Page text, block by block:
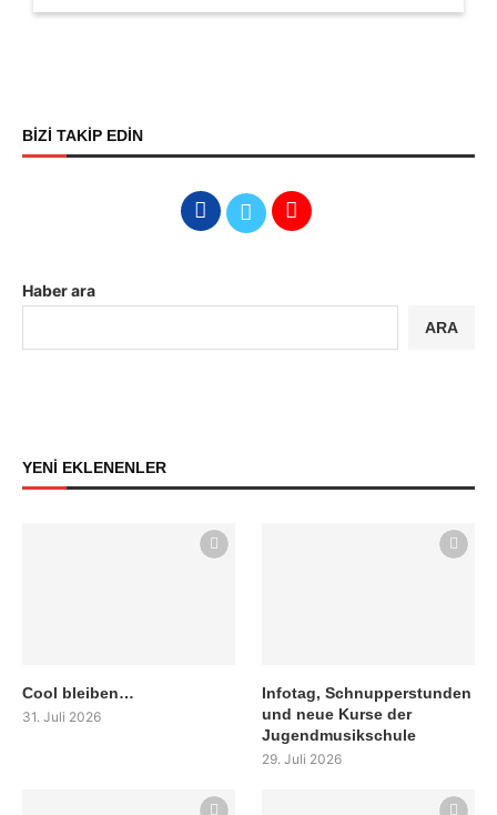
BİZİ TAKİP EDİN
Haber ara
ARA
YENİ EKLENENLER
Cool bleiben…
31. Juli 2026
Infotag, Schnupperstunden
und neue Kurse der
Jugendmusikschule
29. Juli 2026